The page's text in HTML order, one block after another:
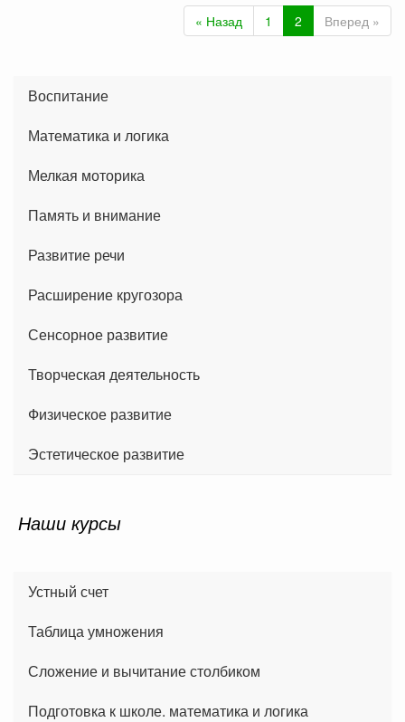
« Назад 1 2 Вперед »
Воспитание
Математика и логика
Мелкая моторика
Память и внимание
Развитие речи
Расширение кругозора
Сенсорное развитие
Творческая деятельность
Физическое развитие
Эстетическое развитие
Наши курсы
Устный счет
Таблица умножения
Сложение и вычитание столбиком
Подготовка к школе. математика и логика